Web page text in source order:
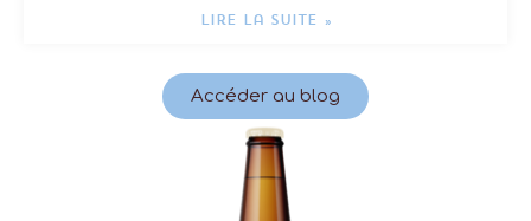
Lire la suite »
Accéder au blog